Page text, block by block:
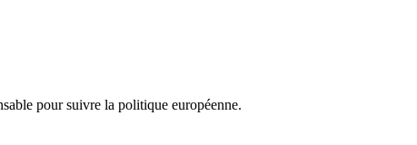
pour suivre la politique européenne.